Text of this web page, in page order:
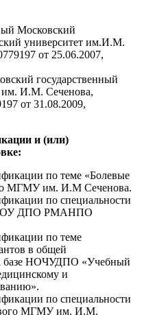
Московский
университет им.И.М.
от 25.06.2007,
государственный
им. И.М. Сеченова,
от 31.08.2009,
и (или)
по теме «Болевые
МГМУ им. И.М Сеченова.
по специальности
ДПО РМАНПО
по теме
в общей
базе НОЧУДПО «Учебный
и
по специальности
МГМУ им. И.М.